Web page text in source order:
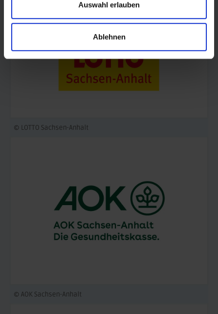
Auswahl erlauben
Ablehnen
© LOTTO Sachsen-Anhalt
© AOK Sachsen-Anhalt